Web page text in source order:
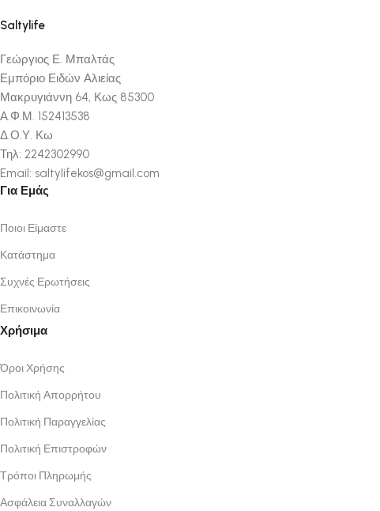
Saltylife
Γεώργιος Ε. Μπαλτάς
Εμπόριο Ειδών Αλιείας
Μακρυγιάννη 64, Κως 85300
Α.Φ.Μ. 152413538
Δ.Ο.Υ. Κω
Τηλ: 2242302990
Email: saltylifekos@gmail.com
Για Εμάς
Ποιοι Είμαστε
Κατάστημα
Συχνές Ερωτήσεις
Επικοινωνία
Χρήσιμα
Όροι Χρήσης
Πολιτική Απορρήτου
Πολιτική Παραγγελίας
Πολιτική Επιστροφών
Τρόποι Πληρωμής
Ασφάλεια Συναλλαγών